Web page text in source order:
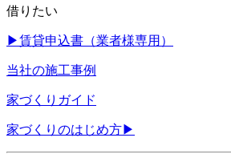
借りたい
▶賃貸申込書（業者様専用）
当社の施工事例
家づくりガイド
家づくりのはじめ方▶